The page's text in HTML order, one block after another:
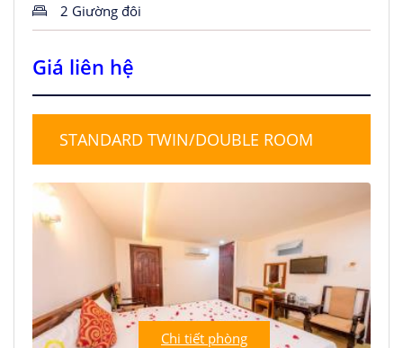
2 Giường đôi
Giá liên hệ
STANDARD TWIN/DOUBLE ROOM
Chi tiết phòng